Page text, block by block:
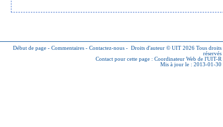
Début de page - Commentaires - Contactez-nous - Droits d'auteur © UIT 2026 Tous droits
réservés
Contact pour cette page : Coordinateur Web de l'UIT-R
Mis à jour le : 2013-01-30